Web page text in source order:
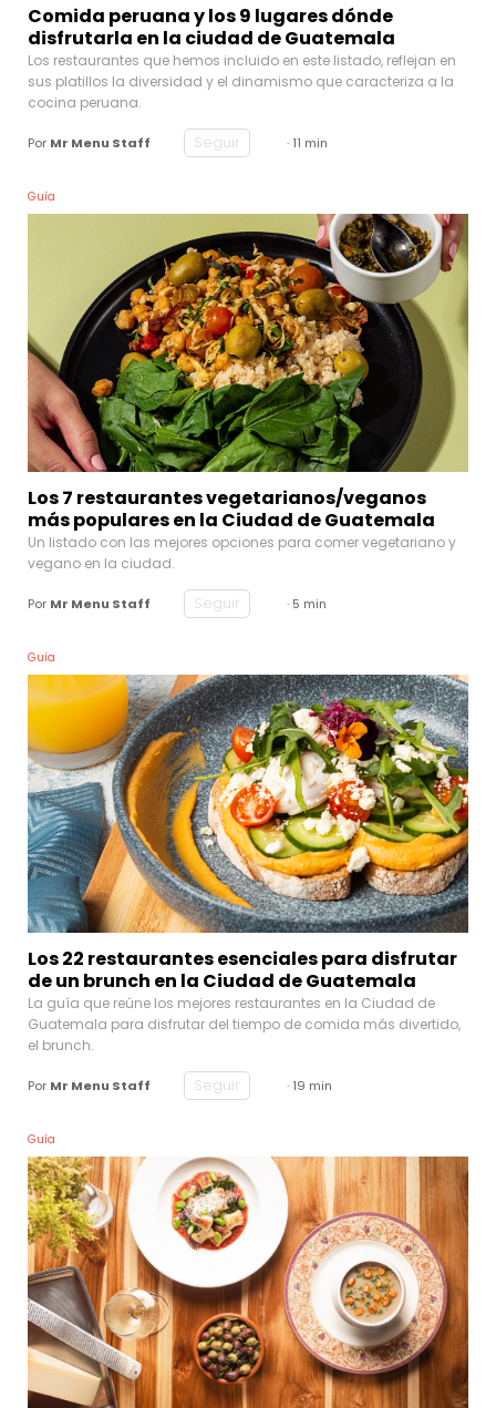
Comida peruana y los 9 lugares dónde
disfrutarla en la ciudad de Guatemala
Los restaurantes que hemos incluido en este listado, reflejan en
sus platillos la diversidad y el dinamismo que caracteriza a la
cocina peruana.
Por Mr Menu Staff Seguir · 11 min
Guía
Los 7 restaurantes vegetarianos/veganos
más populares en la Ciudad de Guatemala
Un listado con las mejores opciones para comer vegetariano y
vegano en la ciudad.
Por Mr Menu Staff Seguir · 5 min
Guía
Los 22 restaurantes esenciales para disfrutar
de un brunch en la Ciudad de Guatemala
La guía que reúne los mejores restaurantes en la Ciudad de
Guatemala para disfrutar del tiempo de comida más divertido,
el brunch.
Por Mr Menu Staff Seguir · 19 min
Guía